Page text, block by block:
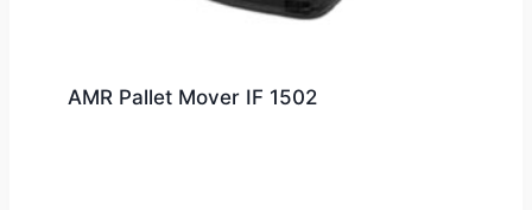
AMR Pallet Mover IF 1502